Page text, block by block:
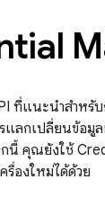
ที่แนะนำสำหรั
แลกเปลี่ยนข้อ
นี้ คุณยังใช้
รื่องใหม่ได้ด้วย